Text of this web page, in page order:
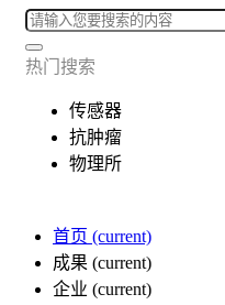
热门搜索
传感器
抗肿瘤
物理所
首页 (current)
成果 (current)
企业 (current)